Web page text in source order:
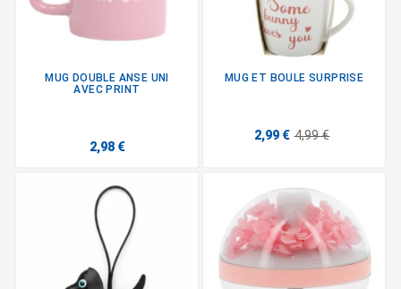
MUG DOUBLE ANSE UNI
AVEC PRINT
2,98 €
MUG ET BOULE SURPRISE
2,99 € 4,99 €